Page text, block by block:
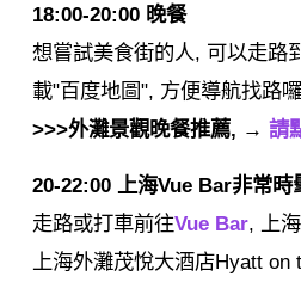
18:00-20:00 晚餐
想嘗試美食街的人, 可以走路
載"百度地圖", 方便導航找路
>>>外灘景觀晚餐推薦, → 請
20-22:00 上海Vue Bar非常時
走路或打車前往Vue Bar, 上
上海外灘茂悅大酒店Hyatt on